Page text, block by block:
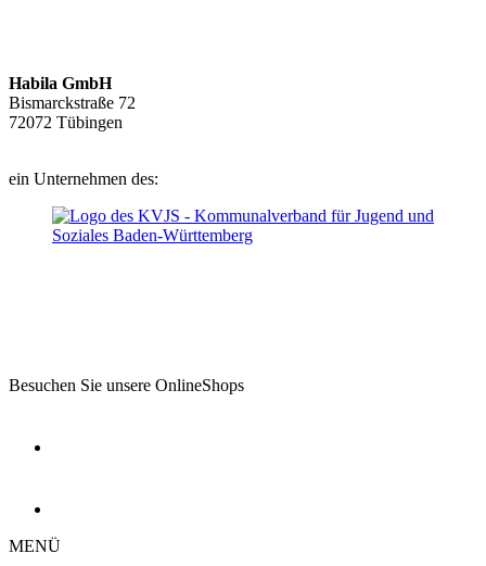
Habila GmbH
Bismarckstraße 72
72072 Tübingen
ein Unternehmen des:
Besuchen Sie unsere OnlineShops
MENÜ